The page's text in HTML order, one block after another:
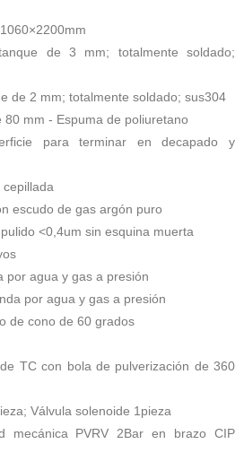
de 3 mm; totalmente soldado;
de 2 mm; totalmente soldado; sus304
80 mm - Espuma de poliuretano
para terminar en decapado y
escudo de gas argón puro
<0,4um sin esquina muerta
por agua y gas a presión
por agua y gas a presión
de cono de 60 grados
TC con bola de pulverización de 360
Válvula solenoide 1pieza
mecánica PVRV 2Bar en brazo CIP